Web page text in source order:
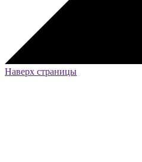
Наверх страницы